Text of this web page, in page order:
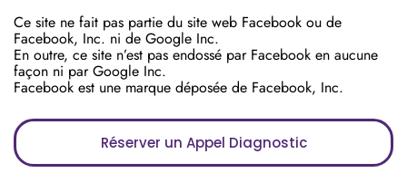
Ce site ne fait pas partie du site web Facebook ou de
Facebook, Inc. ni de Google Inc.
En outre, ce site n’est pas endossé par Facebook en aucune
façon ni par Google Inc.
Facebook est une marque déposée de Facebook, Inc.
Réserver un Appel Diagnostic